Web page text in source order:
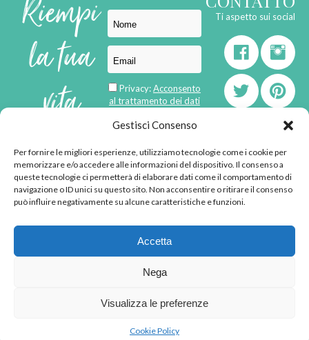
Gestisci Consenso
Per fornire le migliori esperienze, utilizziamo tecnologie come i cookie per
memorizzare e/o accedere alle informazioni del dispositivo. Il consenso a
queste tecnologie ci permetterà di elaborare dati come il comportamento di
navigazione o ID unici su questo sito. Non acconsentire o ritirare il consenso
può influire negativamente su alcune caratteristiche e funzioni.
Accetta
Nega
Visualizza le preferenze
Cookie Policy
Riempi
la tua
vita
di
emozioni
P.IVA 02592570036 -
Privacy:Acconsento
al trattamento dei dati
Ti aspetto sui social
born inMaMaStudiOs